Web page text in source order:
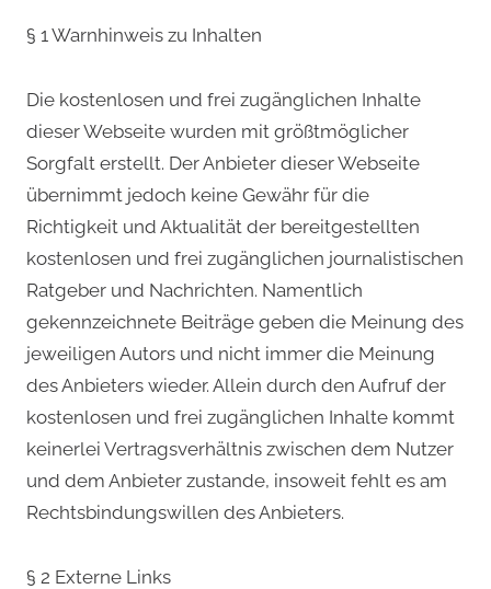
§ 1 Warnhinweis zu Inhalten
Die kostenlosen und frei zugänglichen Inhalte
dieser Webseite wurden mit größtmöglicher
Sorgfalt erstellt. Der Anbieter dieser Webseite
übernimmt jedoch keine Gewähr für die
Richtigkeit und Aktualität der bereitgestellten
kostenlosen und frei zugänglichen journalistischen
Ratgeber und Nachrichten. Namentlich
gekennzeichnete Beiträge geben die Meinung des
jeweiligen Autors und nicht immer die Meinung
des Anbieters wieder. Allein durch den Aufruf der
kostenlosen und frei zugänglichen Inhalte kommt
keinerlei Vertragsverhältnis zwischen dem Nutzer
und dem Anbieter zustande, insoweit fehlt es am
Rechtsbindungswillen des Anbieters.
§ 2 Externe Links